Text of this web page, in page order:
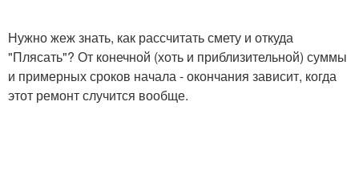
Нужно жеж знать, как рассчитать смету и откуда
"Плясать"? От конечной (хоть и приблизительной) суммы
и примерных сроков начала - окончания зависит, когда
этот ремонт случится вообще.